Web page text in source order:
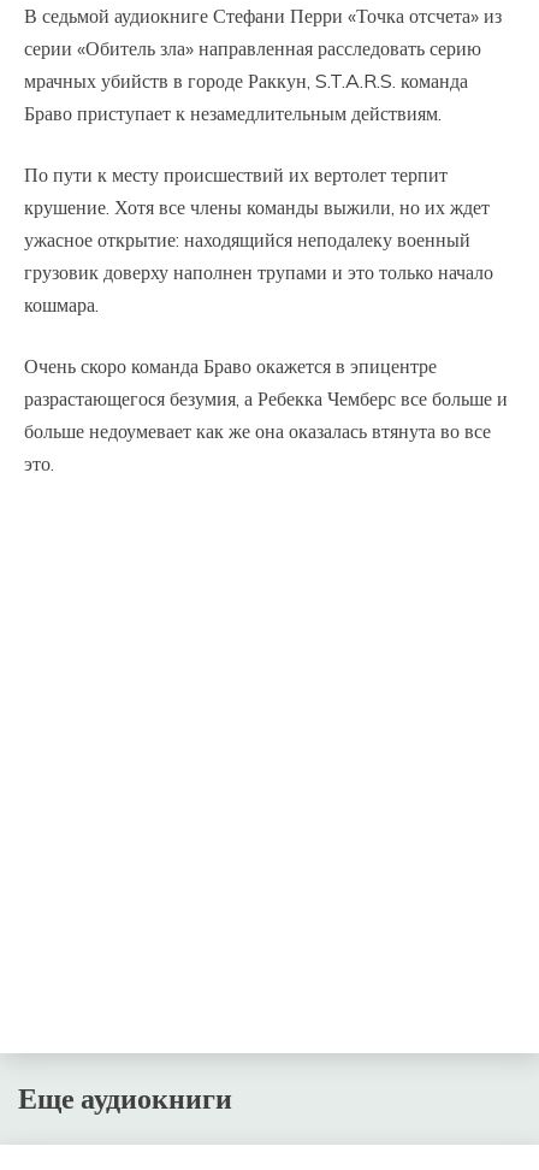
В седьмой аудиокниге Стефани Перри «Точка отсчета» из
серии «Обитель зла» направленная расследовать серию
мрачных убийств в городе Раккун, S.T.A.R.S. команда
Браво приступает к незамедлительным действиям.
По пути к месту происшествий их вертолет терпит
крушение. Хотя все члены команды выжили, но их ждет
ужасное открытие: находящийся неподалеку военный
грузовик доверху наполнен трупами и это только начало
кошмара.
Очень скоро команда Браво окажется в эпицентре
разрастающегося безумия, а Ребекка Чемберс все больше и
больше недоумевает как же она оказалась втянута во все
это.
Еще аудиокниги